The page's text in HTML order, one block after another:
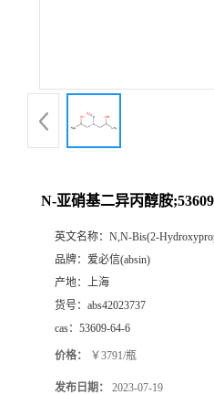
N-亚硝基二异丙醇胺
英文名称： N,N-Bis(2-
品牌： 爱必信(absin)
产地： 上海
货号： abs42023737
cas： 53609-64-6
价格： ￥3791/瓶
发布日期： 2023-07-19